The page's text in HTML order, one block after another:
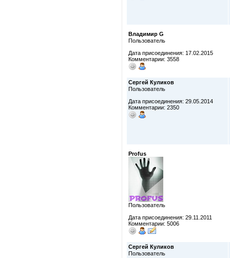
Владимир G
Пользователь
Дата присоединения: 17.02.2015
Комментарии: 3558
Сергей Куликов
Пользователь
Дата присоединения: 29.05.2014
Комментарии: 2350
Profus
Пользователь
Дата присоединения: 29.11.2011
Комментарии: 5006
Сергей Куликов
Пользователь